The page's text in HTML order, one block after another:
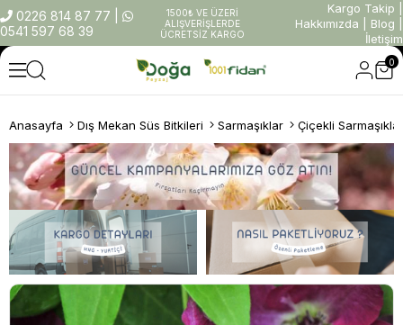
0226 814 87 77
0541 597 68 39
1500₺ VE ÜZERİ
ALIŞVERİŞLERDE
ÜCRETSİZ KARGO
Kargo Takip
Hakkımızda
Blog
İletişim
0
Anasayfa Dış Mekan Süs Bitkileri Sarmaşıklar Çiçekli Sarmaşıklar